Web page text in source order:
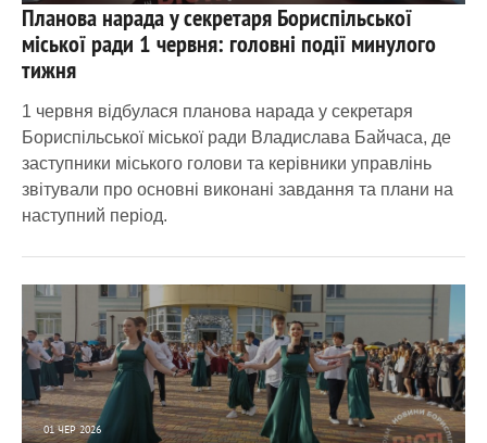
3 040 0
Планова нарада у секретаря Бориспільської
міської ради 1 червня: головні події минулого
тижня
1 червня відбулася планова нарада у секретаря
Бориспільської міської ради Владислава Байчаса, де
заступники міського голови та керівники управлінь
звітували про основні виконані завдання та плани на
наступний період.
01 ЧЕР 2026